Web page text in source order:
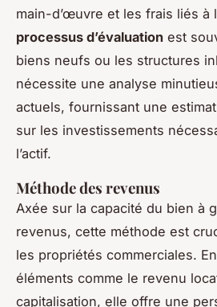
main-d’œuvre et les frais liés à
processus d’évaluation est
biens neufs ou les structures
nécessite une analyse
actuels, fournissant une
sur les investissements
l’actif.
Méthode des revenus
Axée sur la capacité du bien à
revenus, cette méthode est
les propriétés commerciales.
éléments comme le revenu
capitalisation, elle offre une